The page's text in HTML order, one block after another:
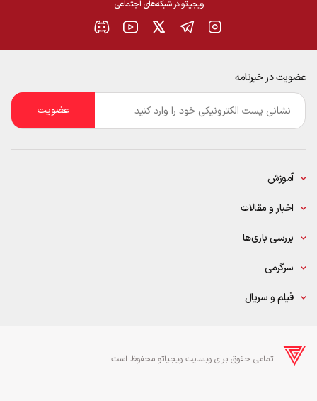
ویجیاتو در شبکه‌های اجتماعی
عضویت در خبرنامه
ایمیل
آموزش
اخبار و مقالات
بررسی بازی‌ها
سرگرمی
فیلم و سریال
تمامی حقوق برای وبسایت ویجیاتو محفوظ است.